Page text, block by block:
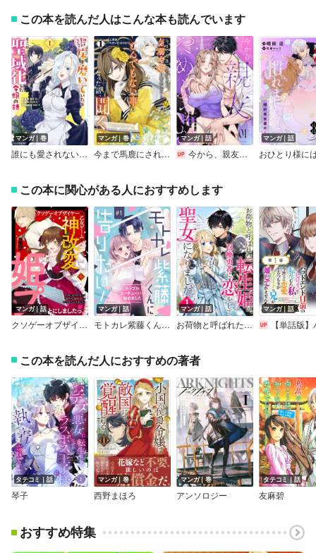
この本を読んだ人はこんな本も読んでいます
マンガ｜巻
誰にも愛されないので床を磨いていたらそこが聖域化した令嬢の話（コミック）
マンガ｜巻
今まで馬鹿にされていた気弱令嬢に転生したら、とんでもない事になった話、聞く？
マンガ｜話
今から、親友やめようか。～腐れ縁同僚は甘い快楽で私を壊す～
マンガ｜話
この本に関心がある人におすすめします
マンガ｜話
クソゲーオブザイヤーの乙女ゲームを神改変して姫プすることにしましたっ！
マンガ｜話
モトカレ紫藤くんに告りたい！ ～カップルユーチューバー始めました～【単話売】
マンガ｜話
お荷物と呼ばれた転生姫は、召喚勇者に恋をして聖女になりました【単話】
マンガ｜話
【単話版】バッドエンド目前のヒロインに転生した私、今世では恋愛するつもりがチートな兄が離してく
この本を読んだ人におすすめの著者
タテコミ｜話
琴子
マンガ｜巻
西野まほろ
マンガ｜巻
アンソロジー
タテコミ｜話
友麻碧
おすすめ特集